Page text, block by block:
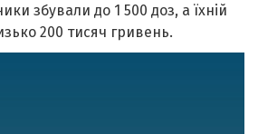
збували до 1 500 доз, а їхній
200 тисяч гривень.